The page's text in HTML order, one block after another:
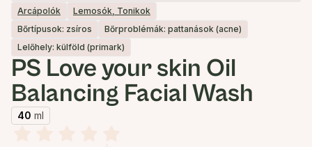
Arcápolók
Lemosók, Tonikok
Bőrtípusok: zsíros
Bőrproblémák: pattanások (acne)
Lelőhely: külföld (primark)
PS Love your skin Oil
Balancing Facial Wash
40 ml